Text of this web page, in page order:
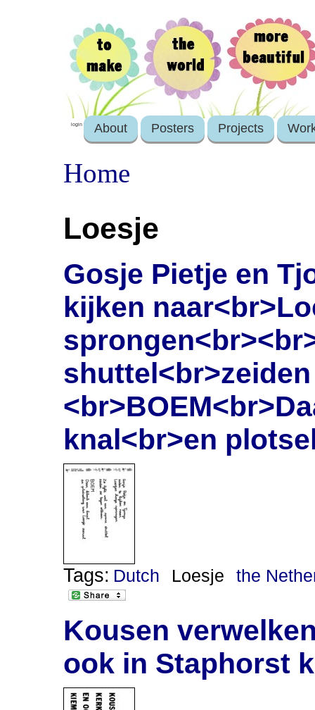
login About Posters Projects
Home
Loesje
Gosje Pietje en
kijken
knal<br>en
Tags: Dutch Loesje the
Kousen
ook in Staphorst